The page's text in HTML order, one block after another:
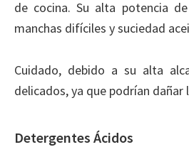
de cocina. Su alta potencia
manchas difíciles y suciedad
Cuidado, debido a su alta
delicados, ya que podrían dañar
Detergentes Ácidos